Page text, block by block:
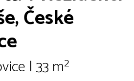
České
| 33 m²